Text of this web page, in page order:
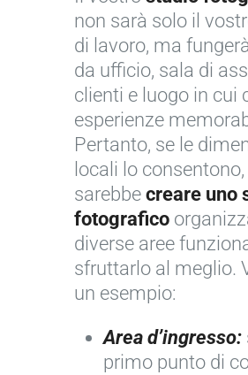
non sarà solo il
di lavoro, ma
da ufficio, sala di
clienti e luogo in cui
esperienze
Pertanto, se le
locali lo consentono,
sarebbe creare uno
fotografico
diverse aree
sfruttarlo al meglio.
un esempio:
Area d’ingresso:
primo punto di